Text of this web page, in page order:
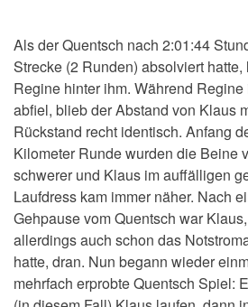
Als der Quentsch nach 2:01:44
Strecke (2 Runden) absolviert
Regine hinter ihm. Während
abfiel, blieb der Abstand von Klaus
Rückstand recht identisch. Anfang
Kilometer Runde wurden die Beine
schwerer und Klaus im auffälligen
Laufdress kam immer näher. Nach
Gehpause vom Quentsch war
allerdings auch schon das
hatte, dran. Nun begann wieder
mehrfach erprobte Quentsch Spiel: